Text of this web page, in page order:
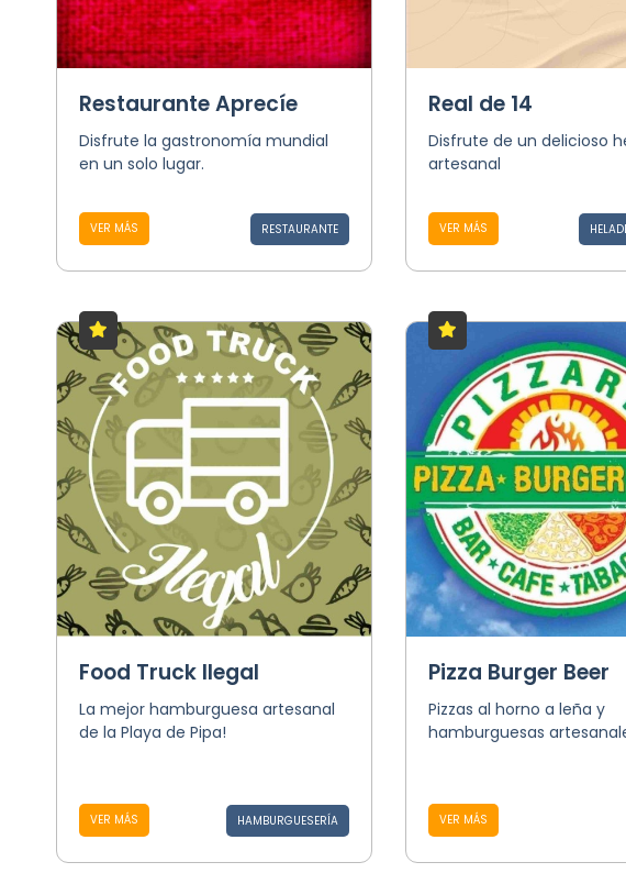
Restaurante Aprecíe
Disfrute la gastronomía mundial
en un solo lugar.
VER MÁS RESTAURANTE
Real de 14
Disfrute de un delicioso
artesanal
VER MÁS
Food Truck Ilegal
La mejor hamburguesa artesanal
de la Playa de Pipa!
VER MÁS HAMBURGUESERÍA
Pizza Burger Beer
Pizzas al horno a leña y
hamburguesas
VER MÁS